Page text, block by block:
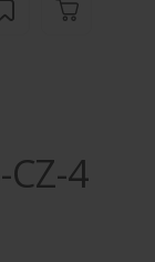
4